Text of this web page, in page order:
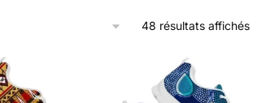
48 résultats affichés